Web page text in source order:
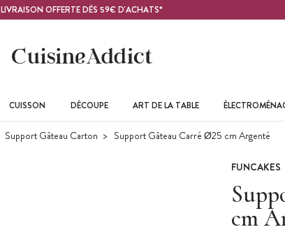
LIVRAISON OFFERTE DÈS 59€ D'ACHATS*
CUISSON DÉCOUPE ART DE LA TABLE
Support Gâteau Carton Support Gâteau Carré Ø25 cm Argenté
FUNCAKES
cm